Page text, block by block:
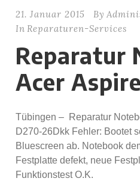
21. Januar 2015 By
In Reparaturen-Services
Reparatur
Acer
Tübingen – Reparatur
D270-26Dkk Fehler: Bootet
Bluescreen ab. Notebook
Festplatte defekt, neue
Funktionstest O.K.